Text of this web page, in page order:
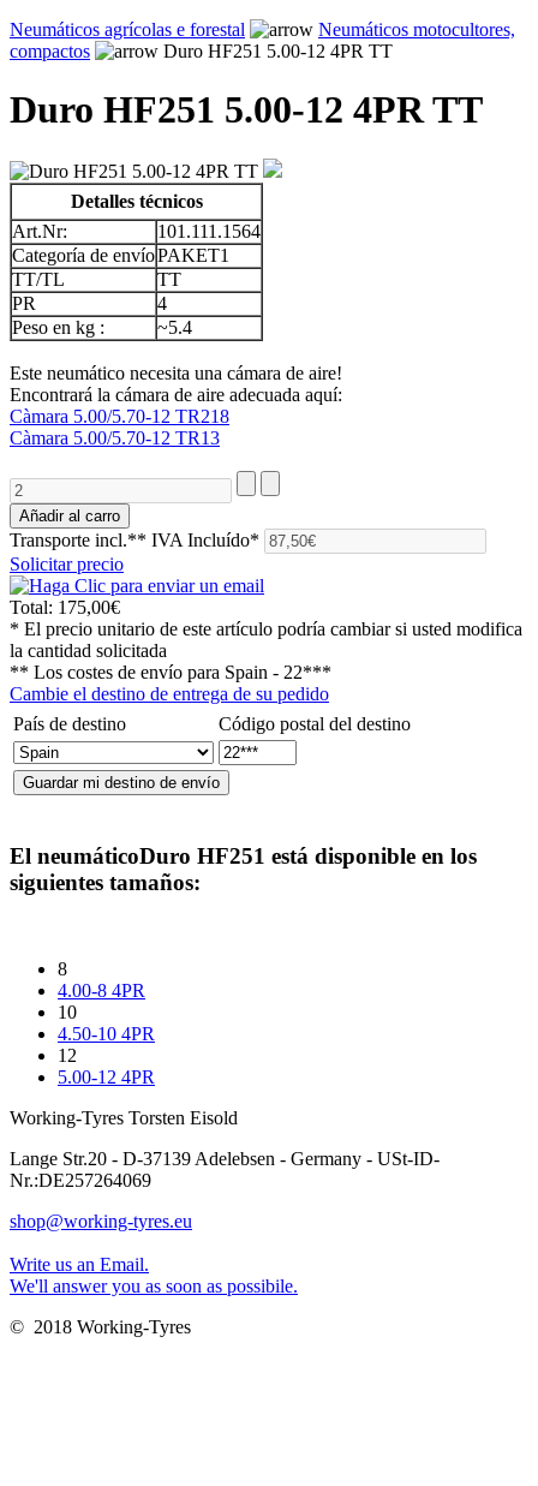
Neumáticos agrícolas e forestal
Neumáticos motocultores,
compactos
Duro HF251 5.00-12 4PR TT
Duro HF251 5.00-12 4PR TT
Detalles técnicos
Art.Nr:
101.111.1564
Categoría de envíoPAKET1
TT/TL
TT
PR
4
Peso en kg :
~5.4
Este neumático necesita una cámara de aire!
Encontrará la cámara de aire adecuada aquí:
Càmara 5.00/5.70-12 TR218
Càmara 5.00/5.70-12 TR13
Transporte incl.** IVA Incluído*
Solicitar precio
Total: 175,00€
* El precio unitario de este artículo podría cambiar si usted modifica
la cantidad solicitada
** Los costes de envío para Spain - 22***
Cambie el destino de entrega de su pedido
País de destino
Código postal del destino
El neumáticoDuro HF251 está disponible en los
siguientes tamaños:
8
4.00-8 4PR
10
4.50-10 4PR
12
5.00-12 4PR
Working-Tyres Torsten Eisold
Lange Str.20 - D-37139 Adelebsen - Germany - USt-ID-
Nr.:DE257264069
shop@working-tyres.eu
Write us an Email.
We'll answer you as soon as possibile.
© 2018 Working-Tyres